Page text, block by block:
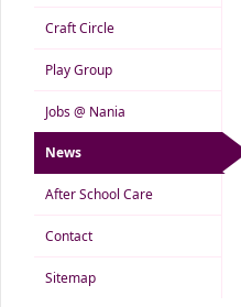
Craft Circle
Play Group
Jobs @ Nania
News
After School Care
Contact
Sitemap